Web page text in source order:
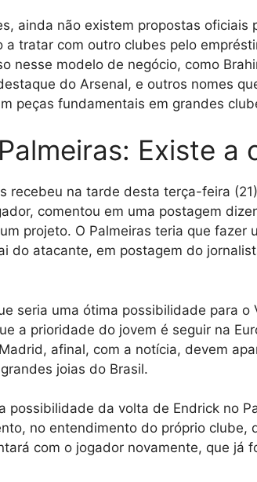
ainda não existem propostas oficiais
tratar com outro clubes pelo
nesse modelo de negócio, como
do Arsenal, e outros nomes
peças fundamentais em grandes
Existe a
recebeu na tarde desta terça-feira
comentou em uma postagem
projeto. O Palmeiras teria que fazer
do atacante, em postagem do
seria uma ótima possibilidade para o
a prioridade do jovem é seguir na
afinal, com a notícia, devem
joias do Brasil.
possibilidade da volta de Endrick no
no entendimento do próprio clube,
com o jogador novamente, que já